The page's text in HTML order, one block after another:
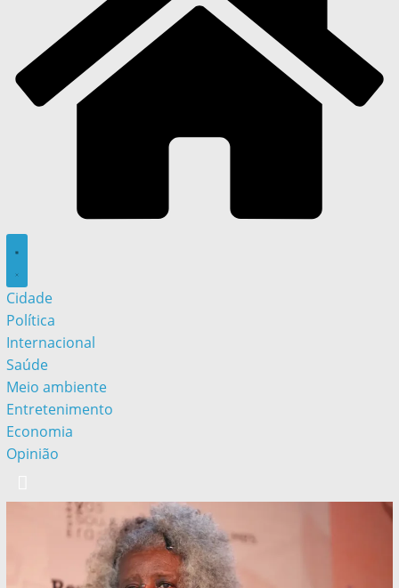
Cidade
Política
Internacional
Saúde
Meio ambiente
Entretenimento
Economia
Opinião